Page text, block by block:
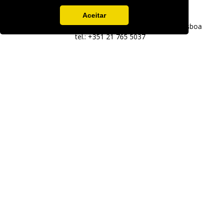
Aceitar
Av. Fontes P. de Melo, 35 - 7ºD, 1050-118 Lisboa
tel.: +351 21 765 5037